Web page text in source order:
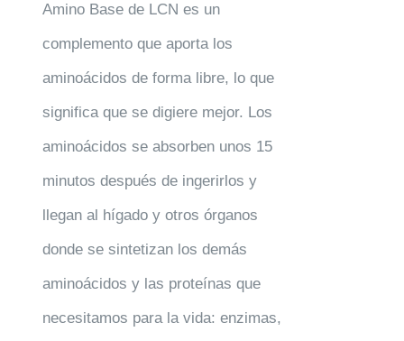
Amino Base de LCN es un
complemento que aporta los
aminoácidos de forma libre, lo que
significa que se digiere mejor. Los
aminoácidos se absorben unos 15
minutos después de ingerirlos y
llegan al hígado y otros órganos
donde se sintetizan los demás
aminoácidos y las proteínas que
necesitamos para la vida: enzimas,